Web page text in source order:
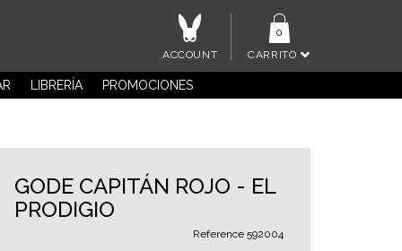
CARRITO
0
ACCOUNT
LIBRERÍA PROMOCIONES
GODE CAPITÁN ROJO - EL
PRODIGIO
Reference 592004